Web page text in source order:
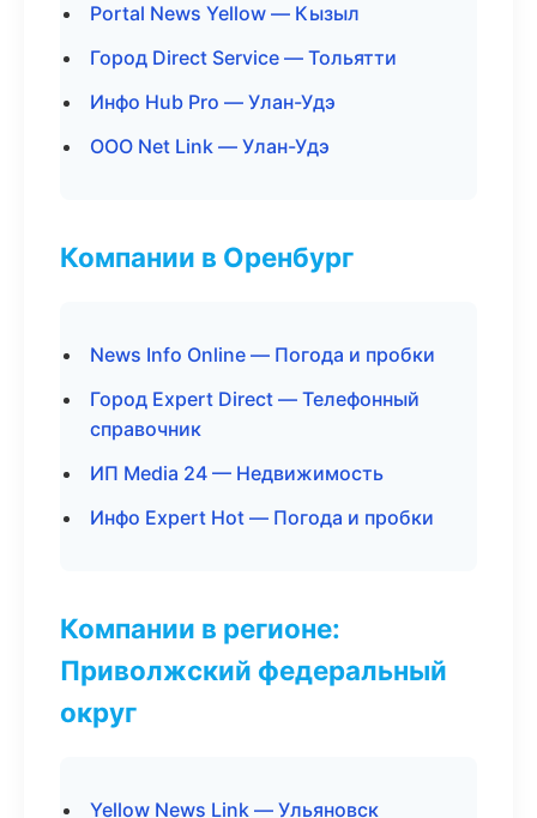
Portal News Yellow — Кызыл
Город Direct Service — Тольятти
Инфо Hub Pro — Улан-Удэ
ООО Net Link — Улан-Удэ
Компании в Оренбург
News Info Online — Погода и пробки
Город Expert Direct — Телефонный
справочник
ИП Media 24 — Недвижимость
Инфо Expert Hot — Погода и пробки
Компании в регионе:
Приволжский федеральный
округ
Yellow News Link — Ульяновск